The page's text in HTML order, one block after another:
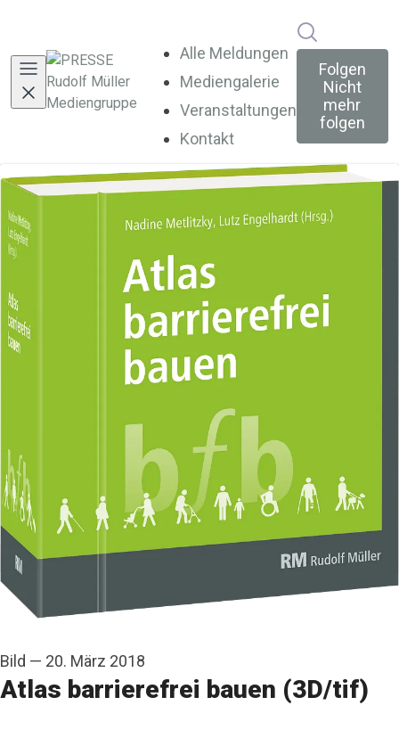
Alle Meldungen
Mediengalerie
Veranstaltungen
Kontakt
Folgen
Nicht
mehr
folgen
Bild — 20. März 2018
Atlas barrierefrei bauen (3D/tif)